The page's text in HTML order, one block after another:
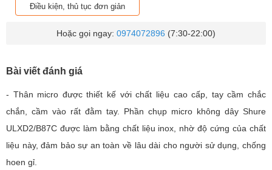
Điều kiện, thủ tục đơn giản
Hoặc gọi ngay: 0974072896 (7:30-22:00)
Bài viết đánh giá
- Thân micro được thiết kế với chất liệu cao cấp, tay cầm chắc
chắn, cầm vào rất đằm tay. Phần chụp micro không dây Shure
ULXD2/B87C được làm bằng chất liệu inox, nhờ độ cứng của chất
liệu này, đảm bảo sự an toàn về lâu dài cho người sử dụng, chống
hoen gỉ.